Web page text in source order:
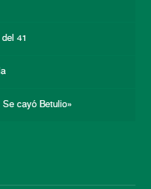
41
cayó Betulio»